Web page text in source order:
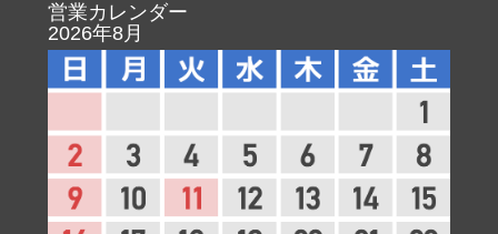
営業カレンダー
2026年8月